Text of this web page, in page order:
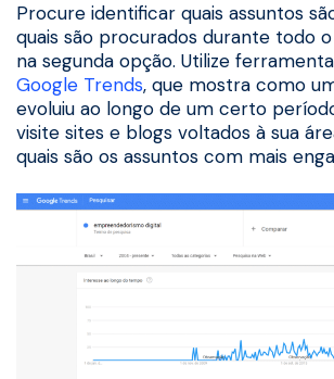
Procure identificar quais assuntos
quais são procurados durante todo
na segunda opção. Utilize
Google Trends, que mostra como
evoluiu ao longo de um certo
visite sites e blogs voltados à sua
quais são os assuntos com mais